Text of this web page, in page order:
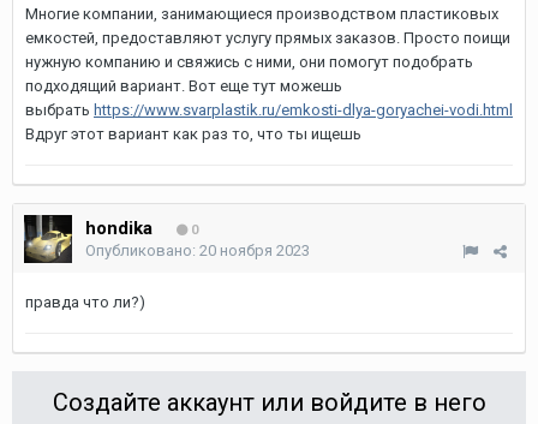
Многие компании, занимающиеся производством пластиковых
емкостей, предоставляют услугу прямых заказов. Просто поищи
нужную компанию и свяжись с ними, они помогут подобрать
подходящий вариант. Вот еще тут можешь
выбрать https://www.svarplastik.ru/emkosti-dlya-goryachei-vodi.html
Вдруг этот вариант как раз то, что ты ищешь
hondika 0
Опубликовано: 20 ноября 2023
правда что ли?)
Создайте аккаунт или войдите в него